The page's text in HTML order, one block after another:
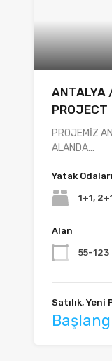
ANTALYA
PROJECT
PROJEMİZ
ALANDA…
Yatak Odaları
1+1,
Alan
55-123
Satılık, Yeni